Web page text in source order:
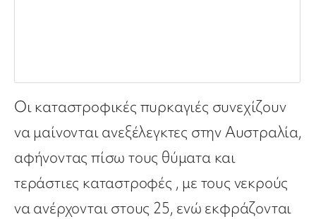
Οι καταστροφικές πυρκαγιές συνεχίζουν
να μαίνονται ανεξέλεγκτες στην Αυστραλία,
αφήνοντας πίσω τους θύματα και
τεράστιες καταστροφές , με τους νεκρούς
να ανέρχονται στους 25, ενώ εκφράζονται